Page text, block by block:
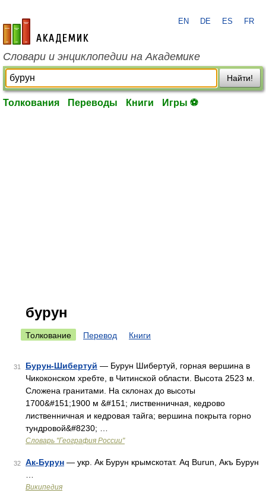
academic.ru
EN DE ES FR
Словари и энциклопедии на Академике
Найти!
Толкования Переводы Книги Игры ⚽
бурун
Толкование Перевод Книги
31 Бурун-Шибертуй — Бурун Шибертуй, горная вершина в
Чикоконском хребте, в Читинской области. Высота 2523 м.
Сложена гранитами. На склонах до высоты
1700&#151;1900 м &#151; лиственничная, кедрово
лиственничная и кедровая тайга; вершина покрыта горно
тундровой&#8230; …
Словарь "География России"
32 Ак-Бурун — укр. Ак Бурун крымскотат. Aq Burun, Акъ Бурун
Википедия